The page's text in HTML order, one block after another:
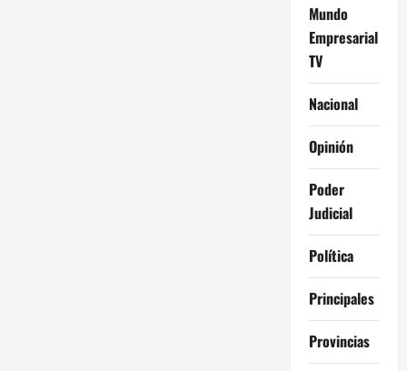
Mundo
Empresarial
TV
Nacional
Opinión
Poder
Judicial
Política
Principales
Provincias